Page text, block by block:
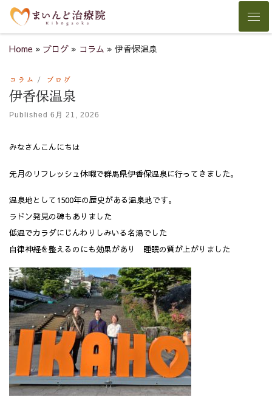
Skip to content
Home » ブログ » コラム » 伊香保温泉
コラム ブログ
伊香保温泉
Published 6月 21, 2026
みなさんこんにちは
先月のリフレッシュ休暇で群馬県伊香保温泉に行ってきました。
温泉地として1500年の歴史がある温泉地です。
ラドン発見の碑もありました
低温でカラダにじんわりしみいる名湯でした
自律神経を整えるのにも効果があり 睡眠の質が上がりました